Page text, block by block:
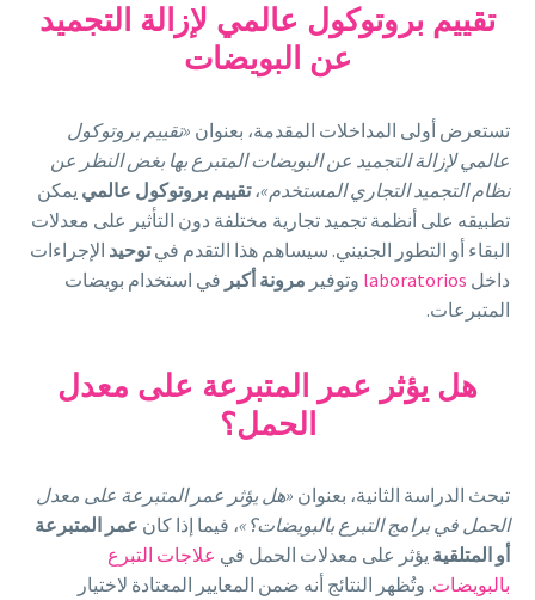
تقييم بروتوكول عالمي لإزالة التجميد
عن البويضات
تستعرض أولى المداخلات المقدمة، بعنوان «تقييم بروتوكول
عالمي لإزالة التجميد عن البويضات المتبرع بها بغض النظر عن
نظام التجميد التجاري المستخدم»،تقييم بروتوكول عالمي يمكن
تطبيقه على أنظمة تجميد تجارية مختلفة دون التأثير على معدلات
البقاء أو التطور الجنيني. سيساهم هذا التقدم فيتوحيد الإجراءات
داخل laboratorios وتوفير مرونة أكبر في استخدام بويضات
المتبرعات.
هل يؤثر عمر المتبرعة على معدل
الحمل؟
تبحث الدراسة الثانية، بعنوان «هل يؤثر عمر المتبرعة على معدل
الحمل في برامج التبرع بالبويضات؟»، فيما إذا كان عمر المتبرعة
أو المتلقية يؤثر على معدلات الحمل في علاجات التبرع
بالبويضات. وتُظهر النتائج أنه ضمن المعايير المعتادة لاختيار